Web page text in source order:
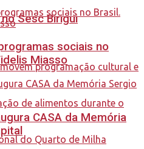
Sesc Birigui
sociais no
Miasso
CASA da Memória